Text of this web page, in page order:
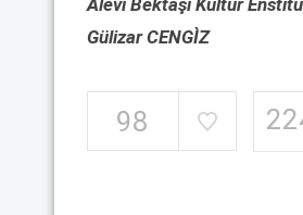
Alevi Bektaşi Kültür
Gülizar CENGÌZ
98